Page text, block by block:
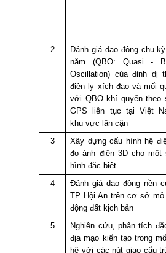
2
Đánh giá dao động chu
năm (QBO: Quasi -
Oscillation) của đỉnh dị
điện ly xích đạo và mối
với QBO khí quyển theo
GPS liên tục tại Việt
khu vực lân cận
3
Xây dựng cấu hình hệ
đo ảnh điện 3D cho một
hình đặc biệt.
4
Đánh giá dao động nền
TP Hội An trên cơ sở mô
động đất kịch bản
5
Nghiên cứu, phân tích
địa mạo kiến tạo trong
hệ với các nút giao cấu